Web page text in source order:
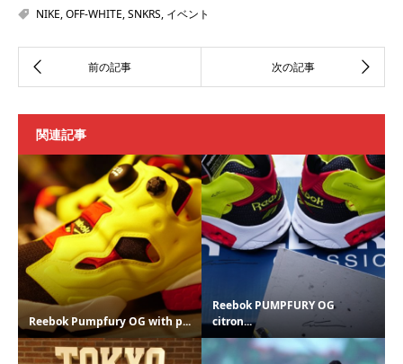
NIKE,OFF-WHITE,SNKRS, イベント
関連記事
Reebok Pumpfury OG with p...
Reebok PUMPFURY OG
citron...